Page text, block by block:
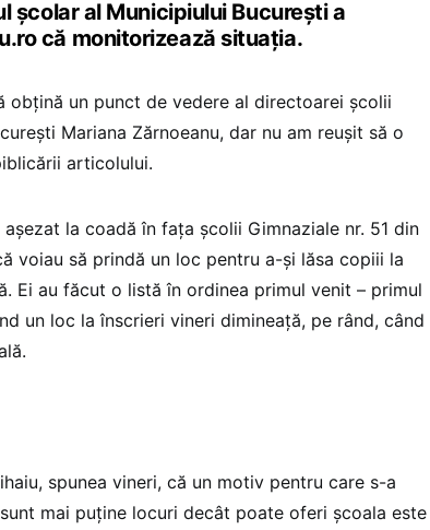
școlar al Municipiului București a
că monitorizează situația.
obțină un punct de vedere al directoarei școlii
Mariana Zărnoeanu, dar nu am reușit să o
articolului.
la coadă în fața școlii Gimnaziale nr. 51 din
voiau să prindă un loc pentru a-și lăsa copiii la
Ei au făcut o listă în ordinea primul venit – primul
un loc la înscrieri vineri dimineață, pe rând, când
spunea vineri, că un motiv pentru care s-a
mai puține locuri decât poate oferi școala este